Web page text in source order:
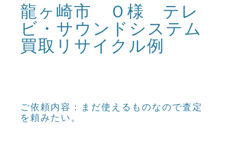
龍ヶ崎市 Ｏ様 テレ
ビ・サウンドシステム
買取リサイクル例
ご依頼内容：まだ使えるものなので査定
を頼みたい。